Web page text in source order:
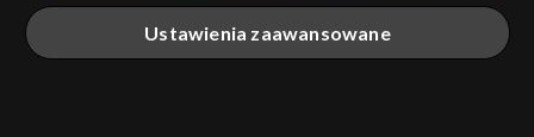
Twoje dane osobowe zbierane podczas odwiedzania przez
Ciebie naszych
poszczególnych serwisówzwanych dalej
„Portalem”, w tym informacje zapisywane za pomocą
Ustawienia zaawansowane